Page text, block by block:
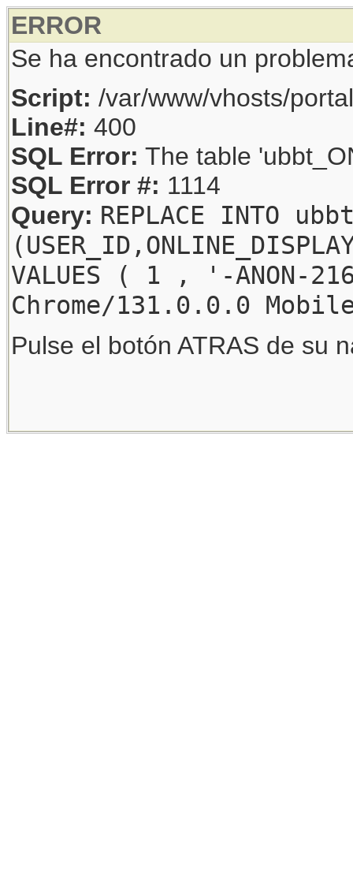
ERROR
Se ha encontrado un
Script: /var/www/vhosts/
Line#: 400
SQL Error: The table
SQL Error #: 1114
Query: REPLACE INTO
VALUES ( 1 , '-
Chrome/131.0.0.0
Pulse el botón ATRAS de su